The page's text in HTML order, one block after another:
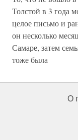
Толстой в 3 года
целое письмо и
он несколько
Самаре, затем
тоже была
О